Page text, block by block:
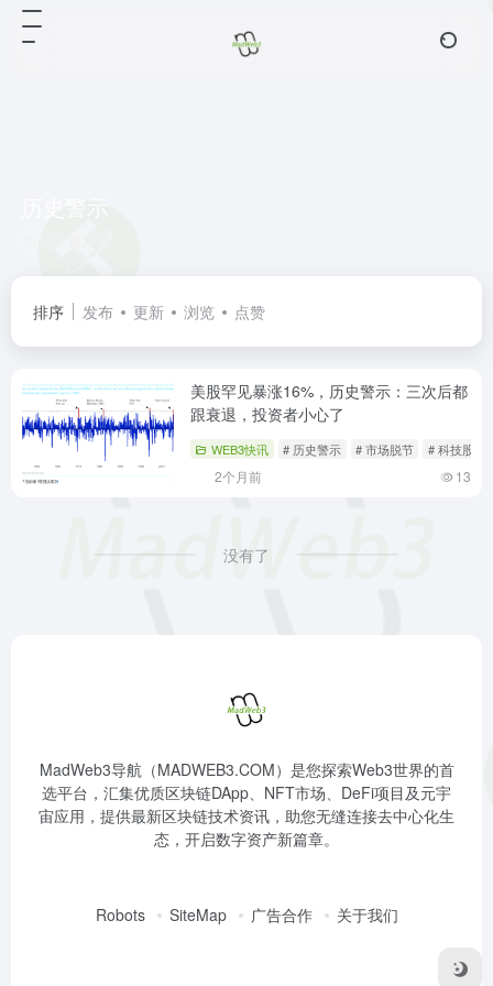
排序 发布 更新 浏览 点赞
美股罕见暴涨16%，历史警示：三次后都
跟衰退，投资者小心了
WEB3快讯 # 历史警示 # 市场脱节 # 科技股独
2个月前 13
没有了
MadWeb3导航（MADWEB3.COM）是您探索Web3世界的首
选平台，汇集优质区块链DApp、NFT市场、DeFi项目及元宇
宙应用，提供最新区块链技术资讯，助您无缝连接去中心化生
态，开启数字资产新篇章。
Robots SiteMap 广告合作 关于我们